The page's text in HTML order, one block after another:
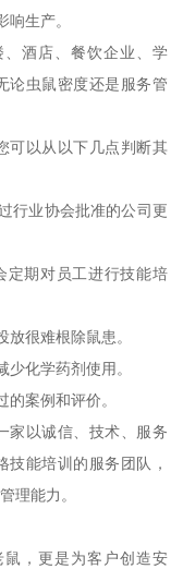
响生产。
酒店、餐饮企业、学
论虫鼠密度还是服务管
可以从以下几点判断其
行业协会批准的公司更
定期对员工进行技能培
很难根除鼠患。
化学药剂使用。
案例和评价。
家以诚信、技术、服务
能培训的服务团队，
理能力。
，更是为客户创造安